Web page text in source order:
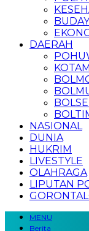
DAERAH
NASIONAL
DUNIA
HUKRIM
LIVESTYLE
OLAHRAGA
LIPUTAN
MENU
Berita